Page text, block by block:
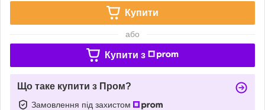
Купити
або
Купити з
Що таке купити з Пром?
Замовлення під захистом